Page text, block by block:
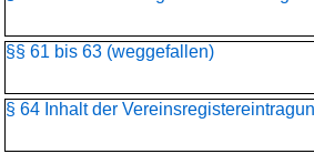
§§ 61 bis 63 (weggefallen)
§ 64 Inhalt der